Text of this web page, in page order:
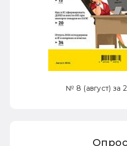
№ 8 (август) за
Опрос